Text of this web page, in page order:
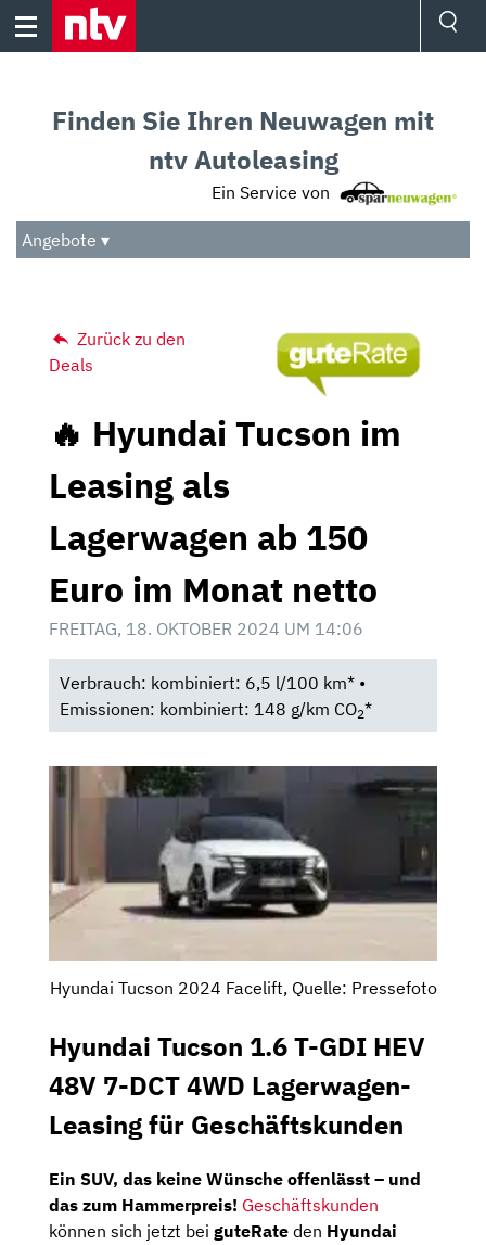
Skip
Audio
Das Beste
Finden Sie Ihren Neuwagen mit
ntv Autoleasing
Ein Service von
Angebote ▾
Zurück zu den
Deals
🔥 Hyundai Tucson im
Leasing als
Lagerwagen ab 150
Euro im Monat netto
FREITAG, 18. OKTOBER 2024 UM 14:06
Verbrauch: kombiniert: 6,5 l/100 km* •
Emissionen: kombiniert: 148 g/km CO2*
Hyundai Tucson 2024 Facelift, Quelle: Pressefoto
Hyundai Tucson 1.6 T-GDI HEV
48V 7-DCT 4WD Lagerwagen-
Leasing für Geschäftskunden
Ein SUV, das keine Wünsche offenlässt – und
das zum Hammerpreis! Geschäftskunden
können sich jetzt bei guteRate den Hyundai